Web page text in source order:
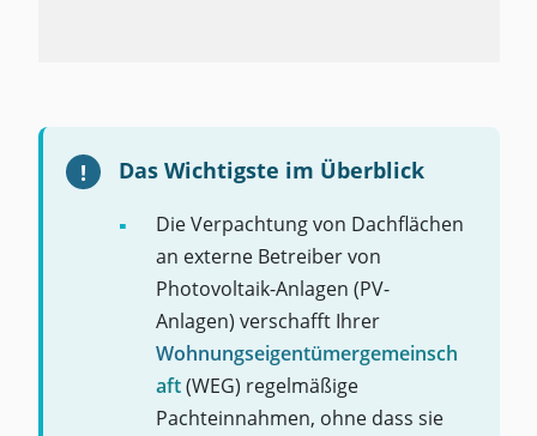
Das Wichtigste im Überblick
Die Verpachtung von Dachflächen
an externe Betreiber von
Photovoltaik-Anlagen (PV-
Anlagen) verschafft Ihrer
Wohnungseigentümergemeinsch
aft(WEG) regelmäßige
Pachteinnahmen, ohne dass sie